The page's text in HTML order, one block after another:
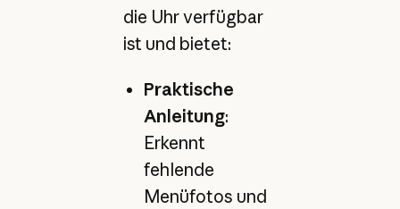
die Uhr verfügbar
ist und bietet:
Praktische
Anleitung:
Erkennt
fehlende
Menüfotos und